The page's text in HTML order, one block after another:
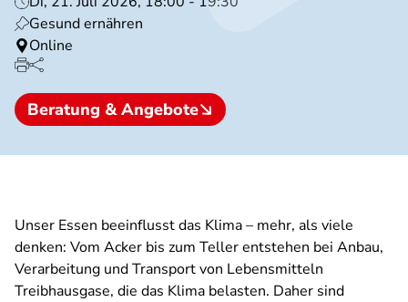
Gesund ernähren
Online
Beratung & Angebote
Unser Essen beeinflusst das Klima – mehr, als viele
denken: Vom Acker bis zum Teller entstehen bei Anbau,
Verarbeitung und Transport von Lebensmitteln
Treibhausgase, die das Klima belasten. Daher sind